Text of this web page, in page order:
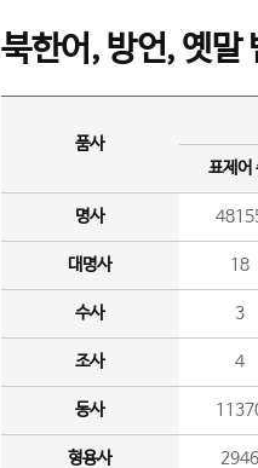
북한어, 방언, 옛말
품사
표제어
명사
대명사 18
수사 3
조사 4
동사
형용사 2946